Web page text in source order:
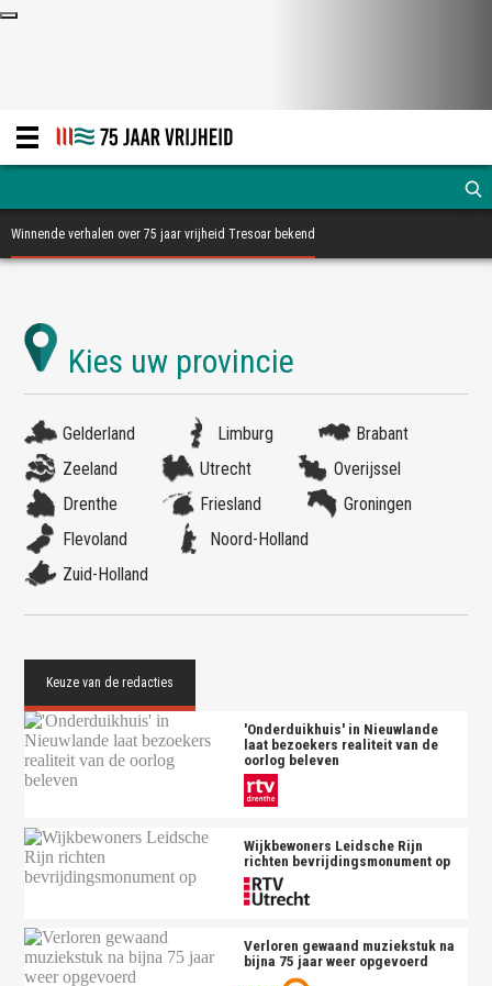
Winnende verhalen over 75 jaar vrijheid Tresoar bekend
Gelderland Limburg
Brabant
Zeeland
Utrecht
Overijssel
Drenthe
Friesland
Groningen
Flevoland
Noord-Holland
Zuid-Holland
'Onderduikhuis' in Nieuwlande
laat bezoekers realiteit van de
oorlog beleven
Wijkbewoners Leidsche Rijn
richten bevrijdingsmonument op
Verloren gewaand muziekstuk na
bijna 75 jaar weer opgevoerd